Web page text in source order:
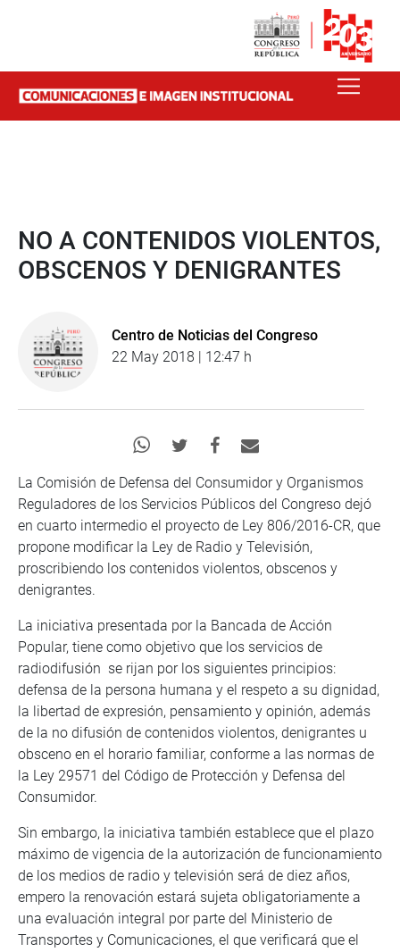
NO A CONTENIDOS VIOLENTOS,
OBSCENOS Y DENIGRANTES
Centro de Noticias del Congreso
22 May 2018 | 12:47 h
La Comisión de Defensa del Consumidor y Organismos
Reguladores de los Servicios Públicos del Congreso dejó
en cuarto intermedio el proyecto de Ley 806/2016-CR, que
propone modificar la Ley de Radio y Televisión,
proscribiendo los contenidos violentos, obscenos y
denigrantes.
La iniciativa presentada por la Bancada de Acción
Popular, tiene como objetivo que los servicios de
radiodifusión se rijan por los siguientes principios:
defensa de la persona humana y el respeto a su dignidad,
la libertad de expresión, pensamiento y opinión, además
de la no difusión de contenidos violentos, denigrantes u
obsceno en el horario familiar, conforme a las normas de
la Ley 29571 del Código de Protección y Defensa del
Consumidor.
Sin embargo, la iniciativa también establece que el plazo
máximo de vigencia de la autorización de funcionamiento
de los medios de radio y televisión será de diez años,
empero la renovación estará sujeta obligatoriamente a
una evaluación integral por parte del Ministerio de
Transportes y Comunicaciones, el que verificará que el